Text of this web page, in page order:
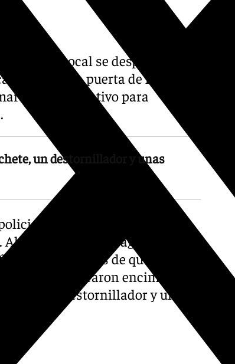
Policía Local se desplazaron al
en la puerta de la
un operativo para
un destornillador y unas
identificó al
aproximarse los agentes, el
reducido antes de que pudiera
se le encontraron encima,
un destornillador y unas